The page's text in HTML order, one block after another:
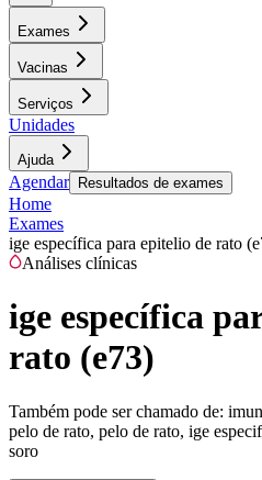
Exames
Vacinas
Serviços
Unidades
Ajuda
Agendar Resultados de exames
Home
Exames
ige específica para epitelio de rato
Análises clínicas
ige específica
rato (e73)
Também pode ser chamado de:
pelo de rato, pelo de rato, ige
soro